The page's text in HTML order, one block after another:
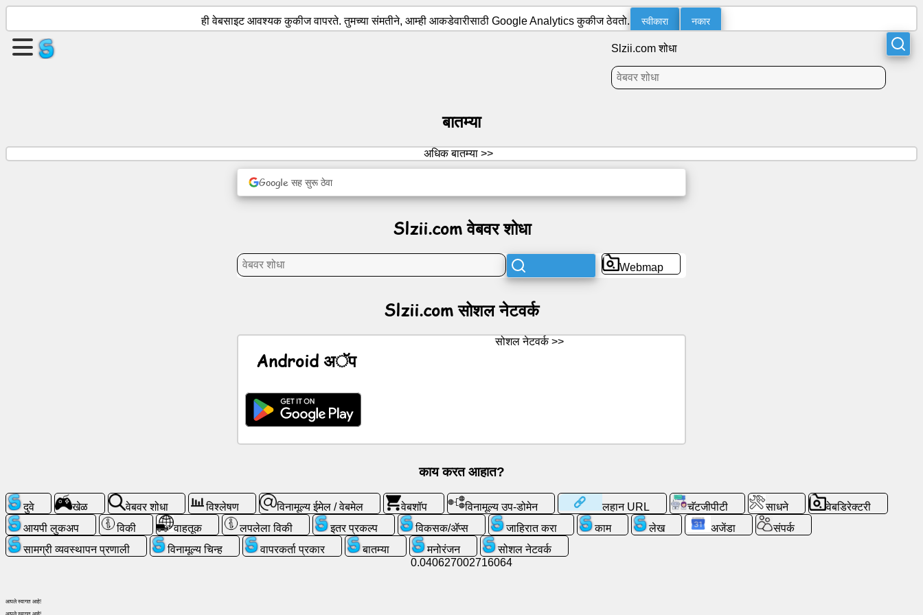
एक
तयार
करा
संपर्क
खेळ
ही वेबसाइट आवश्यक कुकीज वापरते. तुमच्या संमतीने, आम्ही आकडेवारीसाठी Google Analytics कुकीज ठेवतो. स्वीकारा नकार
Slzii.com शोधा
बातम्या
अधिक बातम्या >>
Google सह सुरू ठेवा
Slzii.com वेबवर शोधा
Webmap
Slzii.com सोशल नेटवर्क
Android अॅप
सोशल नेटवर्क >>
काय करत आहात?
दुवे खेळ वेबवर शोधा विश्लेषण विनामूल्य ईमेल / वेबमेल वेबशॉप विनामूल्य उप-डोमेन लहान URL चॅटजीपीटी साधने
वेबडिरेक्टरी
आयपी लुकअप
विकी वाहतूक लपलेला विकी इतर प्रकल्प विकसक/ॲप्स जाहिरात करा काम लेख अजेंडा
संपर्क
सामग्री व्यवस्थापन प्रणाली
विनामूल्य चिन्ह वापरकर्ता प्रकार बातम्या मनोरंजन
सोशल नेटवर्क
0.040627002716064
आपले स्वागत आहे!
आपले स्वागत आहे!